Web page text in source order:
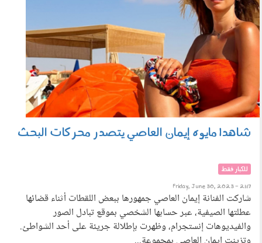
شاهد| مايوه إيمان العاصي يتصدر محركات البحث
للكبار فقط
Friday, June 30, 2023 - 21:17
شاركت الفنانة إيمان العاصي جمهورها ببعض اللقطات أثناء قضائها
عطلتها الصيفية، عبر حسابها الشخصي بموقع تبادل الصور
والفيديوهات إنستجرام، وظهرت بإطلالة جريئة على أحد الشواطئ.